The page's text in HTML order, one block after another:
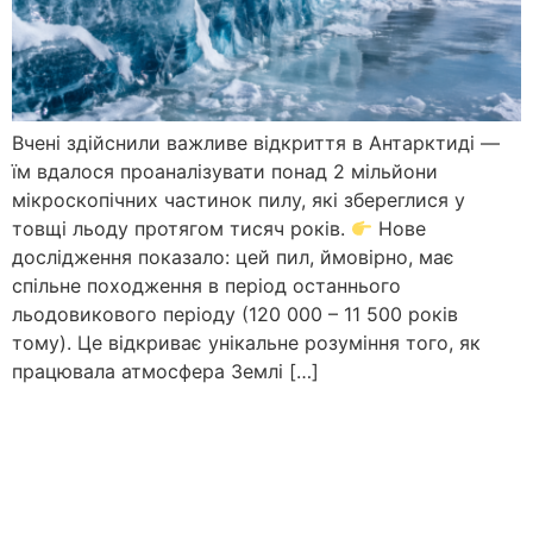
Вчені здійснили важливе відкриття в Антарктиді —
їм вдалося проаналізувати понад 2 мільйони
мікроскопічних частинок пилу, які збереглися у
товщі льоду протягом тисяч років.
Нове
дослідження показало: цей пил, ймовірно, має
спільне походження в період останнього
льодовикового періоду (120 000 – 11 500 років
тому). Це відкриває унікальне розуміння того, як
працювала атмосфера Землі […]